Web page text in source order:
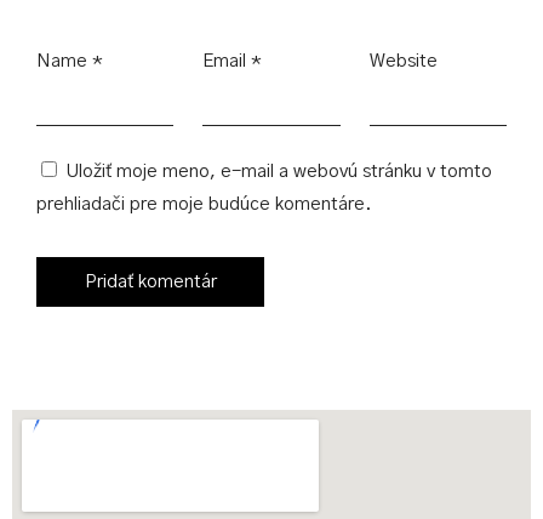
Name * Email * Website
Uložiť moje meno, e-mail a webovú stránku v tomto
prehliadači pre moje budúce komentáre.